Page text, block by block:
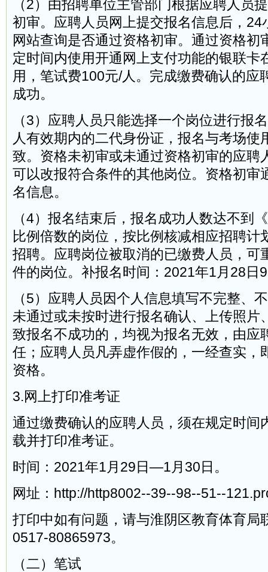
（2）由招聘单位主管部门根据应聘人员
初审。应聘人员网上提交报名信息后，24
网站查询是否通过资格初审。通过资格初
定时间内使用开通网上支付功能的银联卡
用，笔试费100元/人。完成缴费确认的应
成功。
（3）应聘人员只能选择一个岗位进行报
人有效期内的二代身份证，报名与考场使
致。资格未初审或未通过资格初审的应聘
可以改报符合条件的其他岗位。资格初审
名信息。
（4）报名结束后，报名成功人数达不到
比例倍数的岗位，按比例核减相应招聘计
招聘。应聘岗位被取消的已缴费人员，可
件的岗位。补报名时间：2021年1月28
（5）应聘人员因个人信息填写不完整、
未通过或未按时进行报名确认、上传照片
致报名不成功的，均视为报名无效，由应
任；应聘人员凡弄虚作假的，一经查实，
资格。
3.网上打印准考证
通过缴费确认的应聘人员，须在规定时间
载并打印准考证。
时间：2021年1月29日—1月30日。
网址：http://http8002--39--98--51--
打印中如有问题，请与淮阴区教育体育局
0517-80865973。
（二）笔试